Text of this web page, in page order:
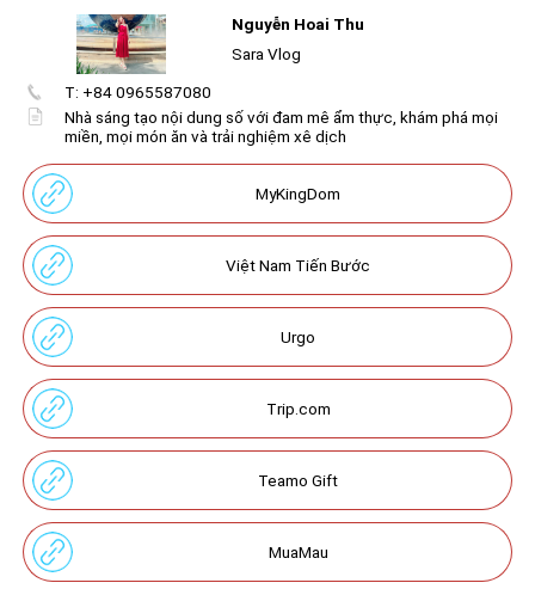
Nguyễn Hoai Thu
Sara Vlog
T: +84 0965587080
Nhà sáng tạo nội dung số với đam mê ẩm thực, khám phá mọi
miền, mọi món ăn và trải nghiệm xê dịch
MyKingDom
Việt Nam Tiến Bước
Urgo
Trip.com
Teamo Gift
MuaMau
Kênh Sara Vlog với nhiều thước phim trải nghiệm ẩm thực
và du lịch
Get image/QR Add portal
Create
your
Discover